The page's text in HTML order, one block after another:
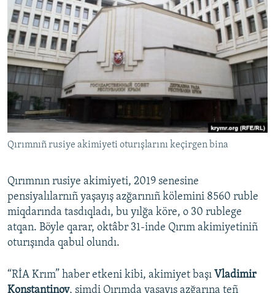
VİDEO
SÜRET
BLOGLAR
FİKİR
Русский
Українською
RFE/RS bütün saytları
Qırımnıñ rusiye akimiyeti oturışlarını keçirgen bina
Qırımnın rusiye akimiyeti, 2019 senesine
pensiyalılarnıñ yaşayış azğarınıñ kölemini 8560 ruble
miqdarında tasdıqladı, bu yılğa köre, o 30 rublege
atqan. Böyle qarar, oktâbr 31-inde Qırım akimiyetiniñ
oturışında qabul olundı.
“RİA Krım” haber etkeni kibi, akimiyet başı Vladimir
Konstantinov, şimdi Qırımda yaşayış azğarına teñ